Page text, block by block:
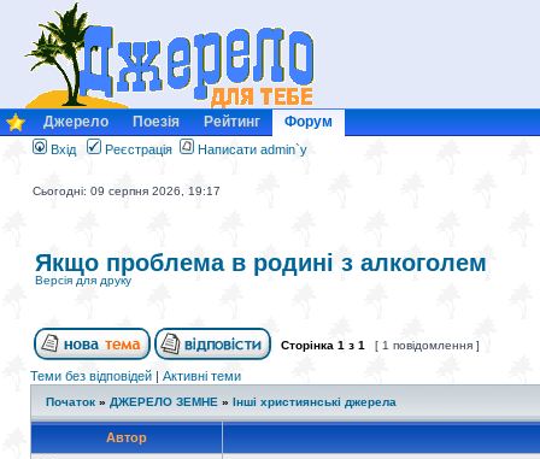
Джерело Поезія Рейтинг Форум
Вхід Реєстрація Написати admin`у
Сьогодні: 09 серпня 2026, 19:17
Якщо проблема в родині з алкоголем
Версія для друку
Сторінка 1 з 1 [ 1 повідомлення ]
Теми без відповідей | Активні теми
Початок » ДЖЕРЕЛО ЗЕМНЕ » Інші християнські джерела
Автор